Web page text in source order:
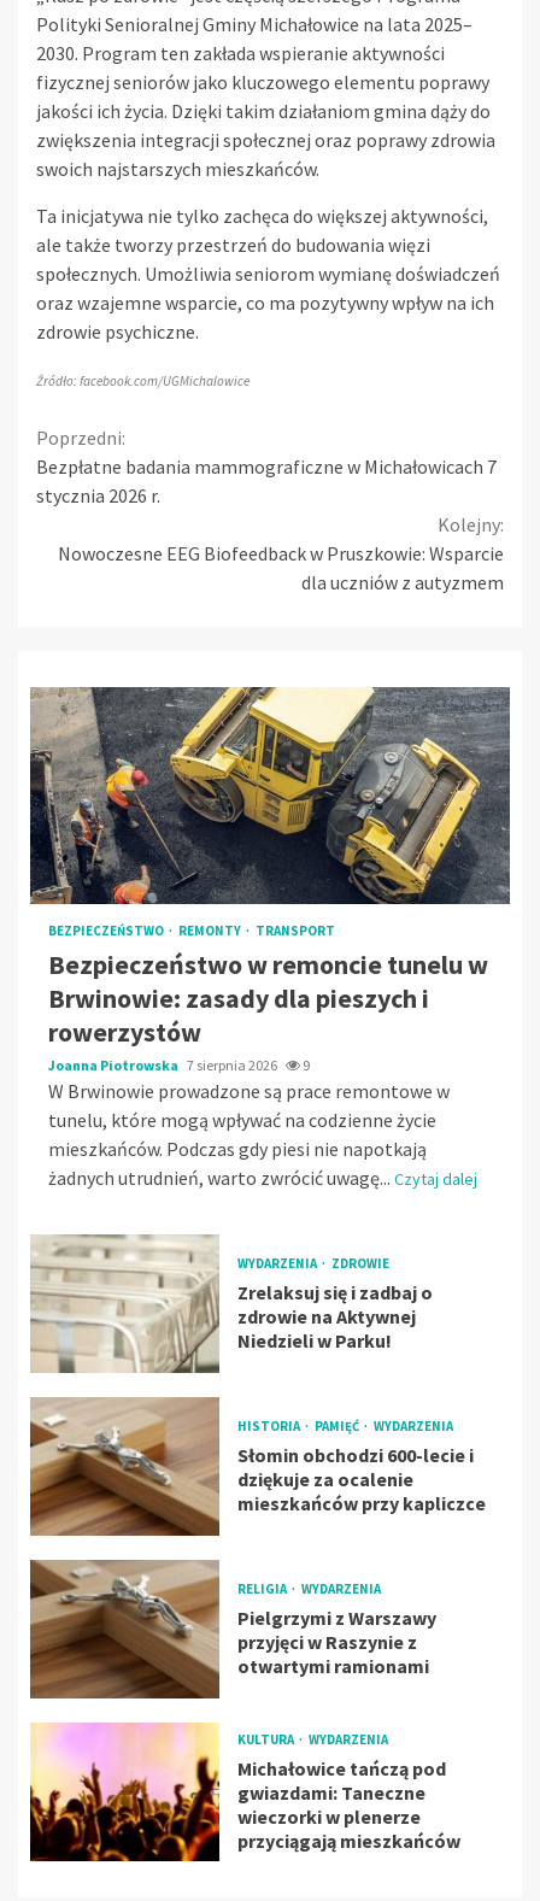
Polityki Senioralnej Gminy Michałowice na lata 2025–
2030. Program ten zakłada wspieranie aktywności
fizycznej seniorów jako kluczowego elementu poprawy
jakości ich życia. Dzięki takim działaniom gmina dąży do
zwiększenia integracji społecznej oraz poprawy zdrowia
swoich najstarszych mieszkańców.
Ta inicjatywa nie tylko zachęca do większej aktywności,
ale także tworzy przestrzeń do budowania więzi
społecznych. Umożliwia seniorom wymianę doświadczeń
oraz wzajemne wsparcie, co ma pozytywny wpływ na ich
zdrowie psychiczne.
Źródło: facebook.com/UGMichalowice
Continue
Reading
Poprzedni:
Bezpłatne badania mammograficzne w Michałowicach 7
stycznia 2026 r.
Kolejny:
Nowoczesne EEG Biofeedback w Pruszkowie: Wsparcie
dla uczniów z autyzmem
BEZPIECZEŃSTWO REMONTY TRANSPORT
Bezpieczeństwo w remoncie tunelu w
Brwinowie: zasady dla pieszych i
rowerzystów
Joanna Piotrowska 7 sierpnia 2026 9
W Brwinowie prowadzone są prace remontowe w
tunelu, które mogą wpływać na codzienne życie
mieszkańców. Podczas gdy piesi nie napotkają
żadnych utrudnień, warto zwrócić uwagę... Czytaj dalej
WYDARZENIA ZDROWIE
Zrelaksuj się i zadbaj o
zdrowie na Aktywnej
Niedzieli w Parku!
HISTORIA PAMIĘĆ WYDARZENIA
Słomin obchodzi 600-lecie i
dziękuje za ocalenie
mieszkańców przy kapliczce
RELIGIA WYDARZENIA
Pielgrzymi z Warszawy
przyjęci w Raszynie z
otwartymi ramionami
KULTURA WYDARZENIA
Michałowice tańczą pod
gwiazdami: Taneczne
wieczorki w plenerze
przyciągają mieszkańców